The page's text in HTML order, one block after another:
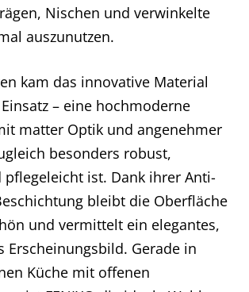
Nischen und verwinkelte
auszunutzen.
kam das innovative Material
– eine hochmoderne
matter Optik und angenehmer
besonders robust,
pflegeleicht ist. Dank ihrer Anti-
bleibt die Oberfläche
und vermittelt ein elegantes,
Erscheinungsbild. Gerade in
Küche mit offenen